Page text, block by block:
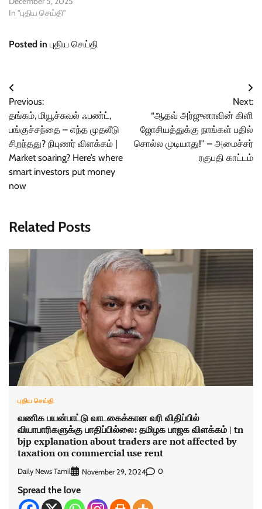
In "புதிய செய்தி"
Posted in புதிய செய்தி
Post
navigation
Previous:
தங்கம், மியூச்சுவல் ஃபண்ட்,
பங்குச்சந்தை – எந்த முதலீடு
சிறந்தது? நிபுணர் விளக்கம் |
Market soaring? Here’s where
smart investors put money
now
Next:
“ஆதவ் அர்ஜுனாவின் கிளி
ஜோசியத்துக்கு நாங்கள் பதில்
சொல்ல முடியாது!'' – அமைச்சர்
ரகுபதி காட்டம்
Related Posts
புதிய செய்தி
வணிக பயன்பாட்டு வாடகைக்கான வரி விதிப்பில்
வியாபாரிகளுக்கு பாதிப்பில்லை: தமிழக பாஜக விளக்கம் | tn
bjp explanation about traders are not affected by
taxation on commercial use rent
Daily News Tamil November 29, 2024 0
Spread the love